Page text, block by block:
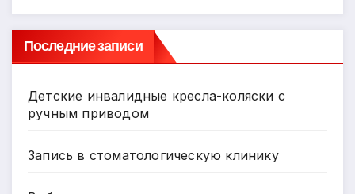
Последние записи
Детские инвалидные кресла-коляски с
ручным приводом
Запись в стоматологическую клинику